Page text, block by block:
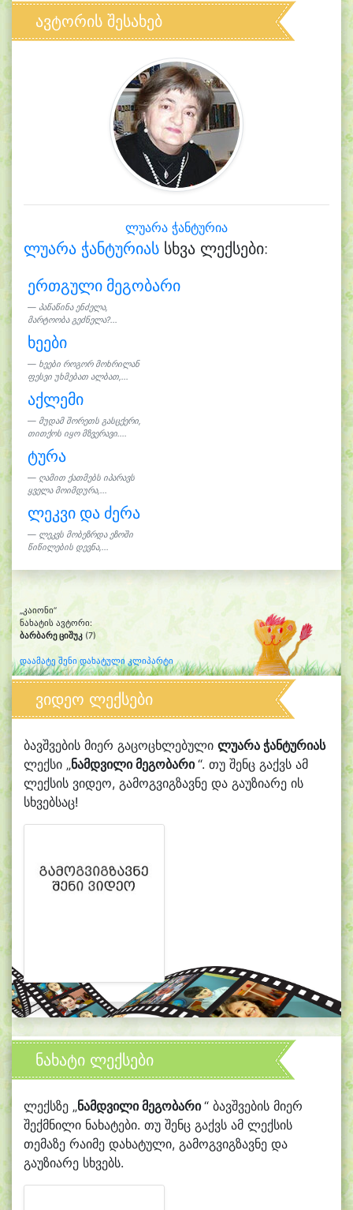
ავტორის შესახებ
ლუარა ჭანტურია
ლუარა ჭანტურიას სხვა ლექსები:
ერთგული მეგობარი
პაწაწინა ენძელა,
მარტოობა გეძნელა?...
ხეები
ხეები როგორ მოხრილან
ფესვი უხმებათ ალბათ,...
აქლემი
მუდამ შორეთს გასცქერი,
თითქოს იყო მზვერავი....
ტურა
ღამით ქათმებს იპარავს
ყველა მოიმდურა,...
ლეკვი და ძერა
ლეკვს მობეზრდა ეზოში
წიწილების დევნა,...
„კაიონი“
ნახატის ავტორი:
ბარბარე ციშუკ (7)
დაამატე შენი დახატული კლიპარტი
ვიდეო ლექსები
ბავშვების მიერ გაცოცხლებული ლუარა ჭანტურიას
ლექსი „ნამდვილი მეგობარი“. თუ შენც გაქვს ამ
ლექსის ვიდეო, გამოგვიგზავნე და გაუზიარე ის
სხვებსაც!
ნახატი ლექსები
ლექსზე „ნამდვილი მეგობარი“ ბავშვების მიერ
შექმნილი ნახატები. თუ შენც გაქვს ამ ლექსის
თემაზე რაიმე დახატული, გამოგვიგზავნე და
გაუზიარე სხვებს.